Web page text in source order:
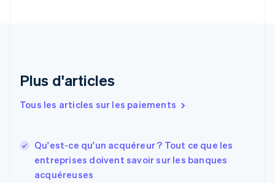
Plus d'articles
Tous les articles sur les paiements
Qu'est-ce qu'un acquéreur ? Tout ce que les
entreprises doivent savoir sur les banques
acquéreuses
English
Émirats arabes unis
Estonie
English
États-Unis
EnglishEspañol简体中文